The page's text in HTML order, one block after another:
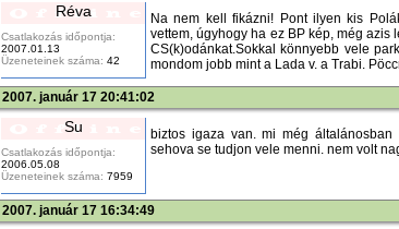
Réva
Csatlakozás időpontja:
2007.01.13
Üzeneteinek száma: 42
Na nem kell fikázni! Pont ilyen kis
vettem, úgyhogy ha ez BP kép, még azis
CS(k)odánkat.Sokkal könnyebb vele
mondom jobb mint a Lada v. a Trabi.
2007. január 17 20:41:02
Su
Csatlakozás időpontja:
2006.05.08
Üzeneteinek száma: 7959
biztos igaza van. mi még
sehova se tudjon vele menni. nem volt
2007. január 17 16:34:49